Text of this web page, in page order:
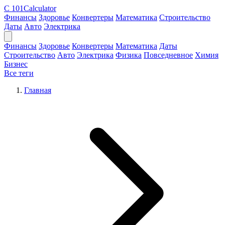
C 101Calculator
Финансы Здоровье Конвертеры Математика Строительство
Даты Авто Электрика
Финансы Здоровье Конвертеры Математика Даты
Строительство Авто Электрика Физика Повседневное Химия
Бизнес
Все теги
Главная